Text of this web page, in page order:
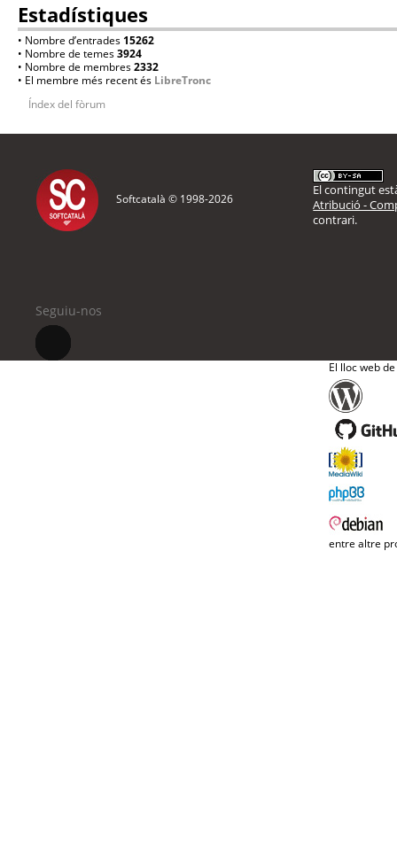
Estadístiques
• Nombre d’entrades 15262
• Nombre de temes3924
• Nombre de membres2332
• El membre més recent és LibreTronc
Índex del fòrum
Softcatalà © 1998-2026
El contingut
Atribució -
contrari.
Seguiu-nos
El lloc web
entre altre